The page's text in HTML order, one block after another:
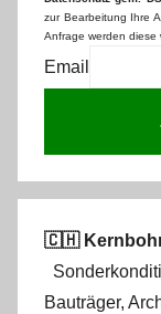
zur Bearbeitung Ihre
Anfrage werden diese
Email
🇨🇭
Bauträger,